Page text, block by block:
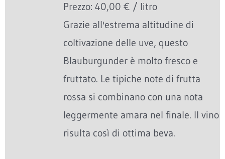
Prezzo: 40,00 € / litro
Grazie all'estrema altitudine di
coltivazione delle uve, questo
Blauburgunder è molto fresco e
fruttato. Le tipiche note di frutta
rossa si combinano con una nota
leggermente amara nel finale. Il vino
risulta così di ottima beva.